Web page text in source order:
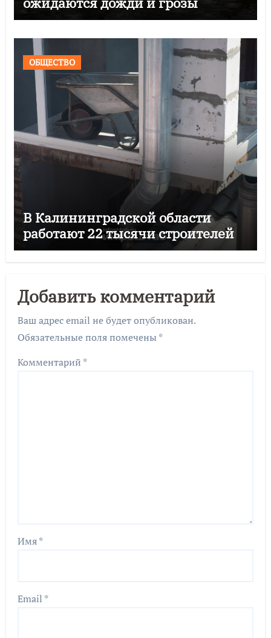
ОБЩЕСТВО
В Калининградской области
работают 22 тысячи строителей
Добавить комментарий
Ваш адрес email не будет опубликован.
Обязательные поля помечены *
Комментарий *
Имя*
Email *